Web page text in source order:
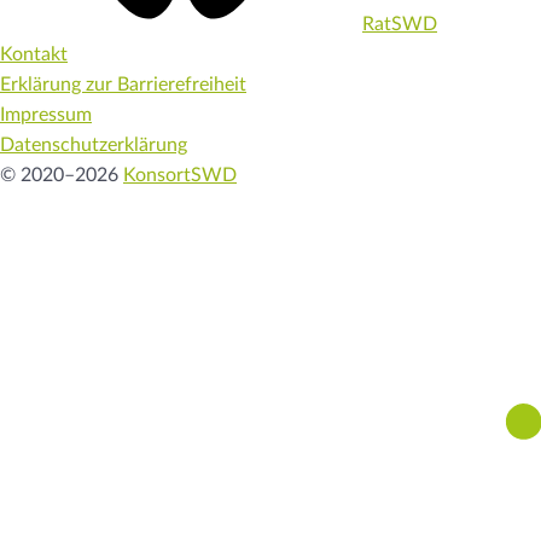
RatSWD
Kontakt
Erklärung zur Barrierefreiheit
Impressum
Datenschutzerklärung
© 2020–2026 KonsortSWD